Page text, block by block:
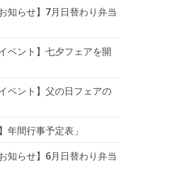
知らせ】7月日替わり弁当
ベント】七夕フェアを開
ベント】父の日フェアの
年間行事予定表」
知らせ】6月日替わり弁当